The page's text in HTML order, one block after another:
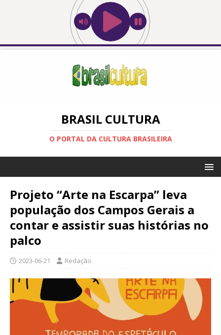
BRASIL CULTURA
O PORTAL DA CULTURA BRASILEIRA
Projeto “Arte na Escarpa” leva
população dos Campos Gerais a
contar e assistir suas histórias no
palco
2023-06-21 Redação